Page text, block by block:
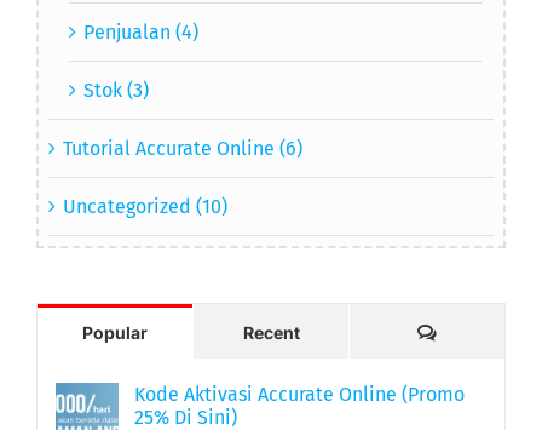
Penjualan (4)
Stok (3)
Tutorial Accurate Online (6)
Uncategorized (10)
Popular Recent Comments
Kode Aktivasi Accurate Online (Promo
25% Di Sini)